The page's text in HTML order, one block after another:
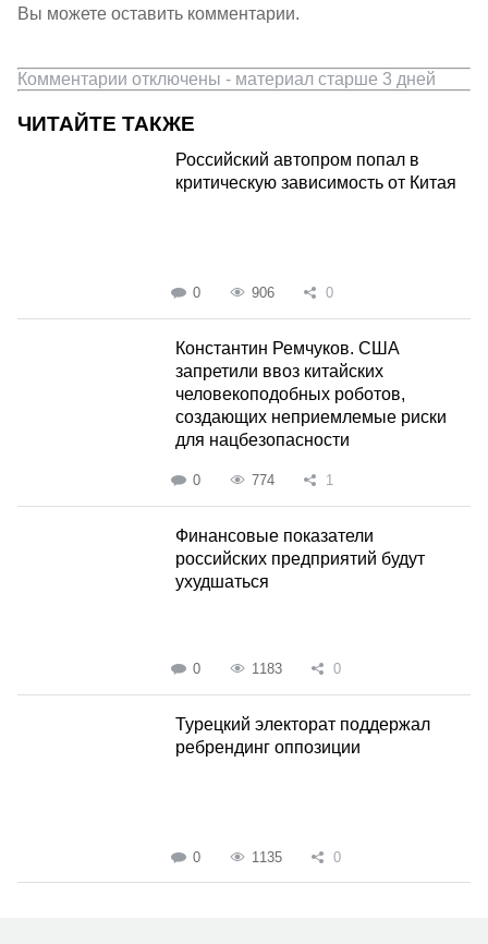
Вы можете оставить комментарии.
Комментарии отключены - материал старше 3 дней
ЧИТАЙТЕ ТАКЖЕ
Российский автопром попал в
критическую зависимость от Китая
0 906 0
Константин Ремчуков. США
запретили ввоз китайских
человекоподобных роботов,
создающих неприемлемые риски
для нацбезопасности
0 774 1
Финансовые показатели
российских предприятий будут
ухудшаться
0 1183 0
Турецкий электорат поддержал
ребрендинг оппозиции
0 1135 0